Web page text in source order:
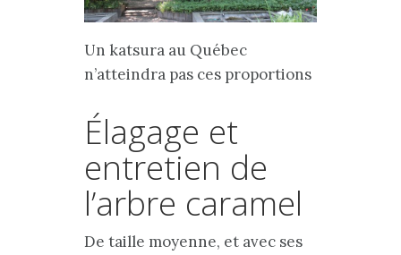
Un katsura au Québec
n’atteindra pas ces proportions
Élagage et
entretien de
l’arbre caramel
De taille moyenne, et avec ses